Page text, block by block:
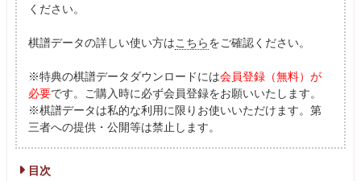
ください。
棋譜データの詳しい使い方はこちらをご確認ください。
※特典の棋譜データダウンロードには会員登録（無料）が
必要です。ご購入時に必ず会員登録をお願いいたします。
※棋譜データは私的な利用に限りお使いいただけます。第
三者への提供・公開等は禁止します。
目次